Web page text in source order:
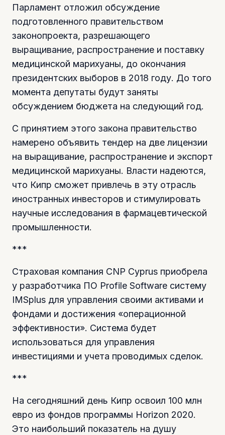
Парламент отложил обсуждение
подготовленного правительством
законопроекта, разрешающего
выращивание, распространение и поставку
медицинской марихуаны, до окончания
президентских выборов в 2018 году. До того
момента депутаты будут заняты
обсуждением бюджета на следующий год.
С принятием этого закона правительство
намерено объявить тендер на две лицензии
на выращивание, распространение и экспорт
медицинской марихуаны. Власти надеются,
что Кипр сможет привлечь в эту отрасль
иностранных инвесторов и стимулировать
научные исследования в фармацевтической
промышленности.
***
Страховая компания CNP Cyprus приобрела
у разработчика ПО Profile Software систему
IMSplus для управления своими активами и
фондами и достижения «операционной
эффективности». Система будет
использоваться для управления
инвестициями и учета проводимых сделок.
***
На сегодняшний день Кипр освоил 100 млн
евро из фондов программы Horizon 2020.
Это наибольший показатель на душу